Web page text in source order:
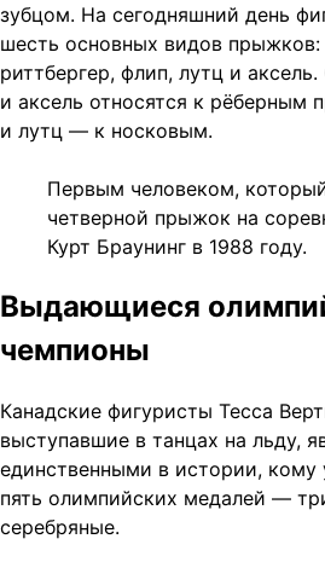
зубцом. На сегодняшний день
шесть основных видов прыжков:
риттбергер, флип, лутц и
и аксель относятся к рёберным
и лутц — к носковым.
Первым человеком,
четверной прыжок на
Курт Браунинг в 1988 году.
Выдающиеся
чемпионы
Канадские фигуристы Тесса
выступавшие в танцах на льду,
единственными в истории, кому
пять олимпийских медалей —
серебряные.